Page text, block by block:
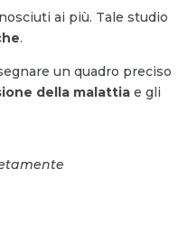
ai più. Tale studio
.
un quadro preciso
della malattiae gli